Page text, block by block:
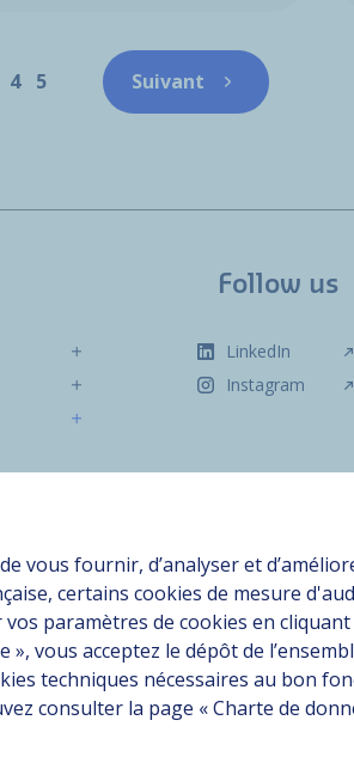
Page
4 Page
5 Page suivante
Suivant
Follow us
LinkedIn
Instagram
vous fournir, d’analyser et
certains cookies de mesure
paramètres de cookies en
», vous acceptez le dépôt de
techniques nécessaires au bon
consulter la page « Charte de